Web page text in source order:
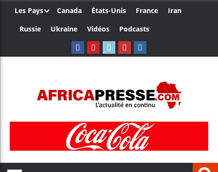
Les Pays Canada États-Unis France
Iran
Russie
Ukraine Vidéos Podcasts